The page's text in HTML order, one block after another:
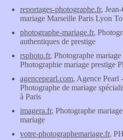
reportages-photographe.fr,
mariage Marseille Paris Lyon
photographe-mariage.fr,
authentiques de prestige
rsphoto.fr, Photographe
Photographie mariage prestige
agencepearl.com, Agence Pearl
Photographe de mariage
à Paris
imagera.fr, Photographe
mariage
votre-photographemariage.fr,